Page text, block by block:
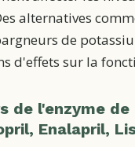
alternatives
de
d'effets sur la
de l'enzyme de
Enalapril,